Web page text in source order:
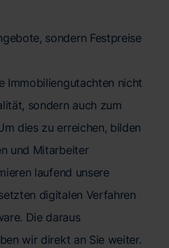
sondern Festpreise
Immobiliengutachten nicht
sondern auch zum
dies zu erreichen, bilden
und Mitarbeiter
laufend unsere
digitalen Verfahren
Die daraus
wir direkt an Sie weiter.